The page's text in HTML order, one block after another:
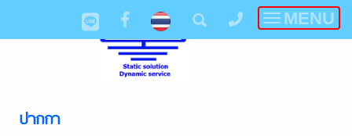
Toggle
MENU
ปากกา